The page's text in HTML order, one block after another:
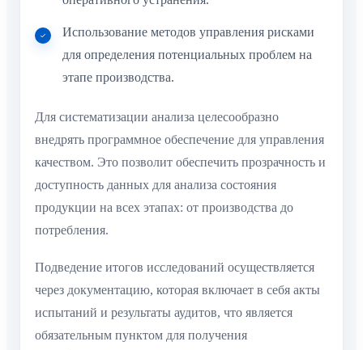
Использование методов управления рисками
для определения потенциальных проблем на
этапе производства.
Для систематизации анализа целесообразно
внедрять программное обеспечение для управления
качеством. Это позволит обеспечить прозрачность и
доступность данных для анализа состояния
продукции на всех этапах: от производства до
потребления.
Подведение итогов исследований осуществляется
через документацию, которая включает в себя акты
испытаний и результаты аудитов, что является
обязательным пунктом для получения